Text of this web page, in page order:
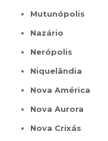
Mutunópolis
Nazário
Nerópolis
Niquelândia
Nova América
Nova Aurora
Nova Crixás